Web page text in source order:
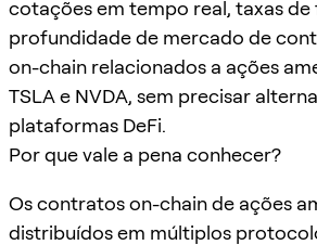
cotações em tempo real, taxas
profundidade de mercado de
on-chain relacionados a ações
TSLA e NVDA, sem precisar
plataformas DeFi.
Por que vale a pena conhecer?
Os contratos on-chain de ações
distribuídos em múltiplos